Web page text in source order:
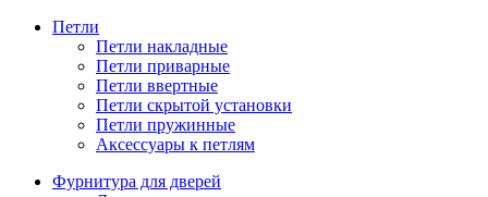
Петли
Петли накладные
Петли приварные
Петли ввертные
Петли скрытой установки
Петли пружинные
Аксессуары к петлям
Фурнитура для дверей